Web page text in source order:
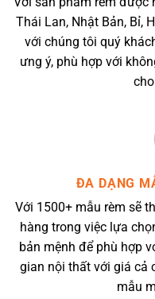
Thái Lan, Nhật Bản, Bỉ,
với chúng tôi quý
ưng ý, phù hợp với
ĐA DẠNG
Với 1500+ mẫu rèm sẽ
hàng trong việc lựa
bản mệnh để phù hợp
gian nội thất với giá cả
mẫu